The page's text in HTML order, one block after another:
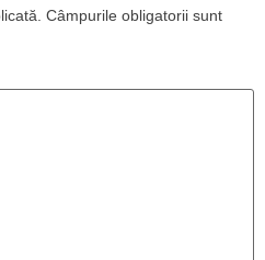
Câmpurile obligatorii sunt